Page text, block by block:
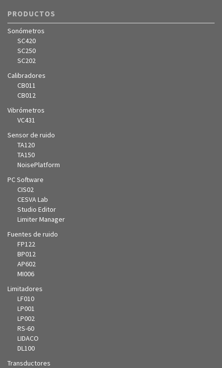
PRODUCTOS
Sonómetros
SC420
SC250
SC202
Calibradores
CB011
CB012
Vibrómetros
VC431
Sensor de ruido
TA120
TA150
NoisePlatform
PC Software
CIS02
CESVA Lab
Studio Editor
Limiter Manager
Fuentes de ruido
FP122
BP012
AP602
MI006
Limitadores
LF010
LP001
LP002
RS-60
LIDACO
DL100
Transductores